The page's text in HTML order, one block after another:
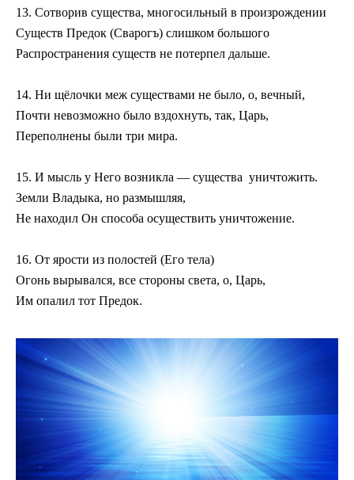
13. Сотворив существа, многосильный в произрождении
Существ Предок (Сварогъ) слишком большого
Распространения существ не потерпел дальше.
14. Ни щёлочки меж существами не было, о, вечный,
Почти невозможно было вздохнуть, так, Царь,
Переполнены были три мира.
15. И мысль у Него возникла — существа уничтожить.
Земли Владыка, но размышляя,
Не находил Он способа осуществить уничтожение.
16. От ярости из полостей (Его тела)
Огонь вырывался, все стороны света, о, Царь,
Им опалил тот Предок.